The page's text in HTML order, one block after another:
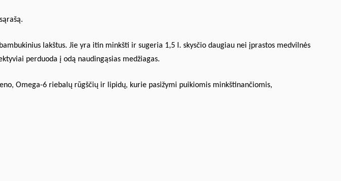
lakštus. Jie yra itin minkšti ir sugeria 1,5 l. skysčio daugiau nei įprastos medvilnės
perduoda į odą naudingąsias medžiagas.
Omega-6 riebalų rūgščių ir lipidų, kurie pasižymi puikiomis minkštinančiomis,